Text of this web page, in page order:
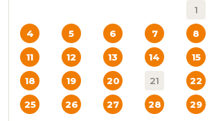
1
4 5 6 7 8
11 12 13 14 15
18 19 20 21 22
25 26 27 28 29